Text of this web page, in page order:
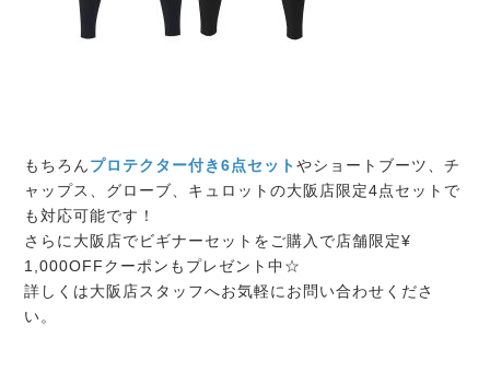
もちろんプロテクター付き6点セットやショートブーツ、チ
ャップス、グローブ、キュロットの大阪店限定4点セットで
も対応可能です！
さらに大阪店でビギナーセットをご購入で店舗限定¥
1,000OFFクーポンもプレゼント中☆
詳しくは大阪店スタッフへお気軽にお問い合わせくださ
い。